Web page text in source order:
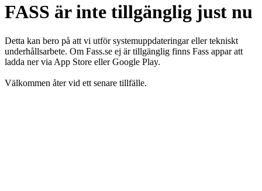
FASS är inte tillgänglig just nu
Detta kan bero på att vi utför systemuppdateringar eller tekniskt
underhållsarbete. Om Fass.se ej är tillgänglig finns Fass appar att
ladda ner via App Store eller Google Play.
Välkommen åter vid ett senare tillfälle.